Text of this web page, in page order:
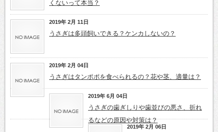
くないって本当？
2019年 2月 11日
うさぎは多頭飼いできる？ケンカしないの？
2019年 2月 04日
うさぎはタンポポを食べられるの？花や茎、適量は？
2019年 6月 04日
うさぎの歯ぎしりや歯並びの悪さ、折れ
るなどの原因や対策は？
2019年 2月 06日